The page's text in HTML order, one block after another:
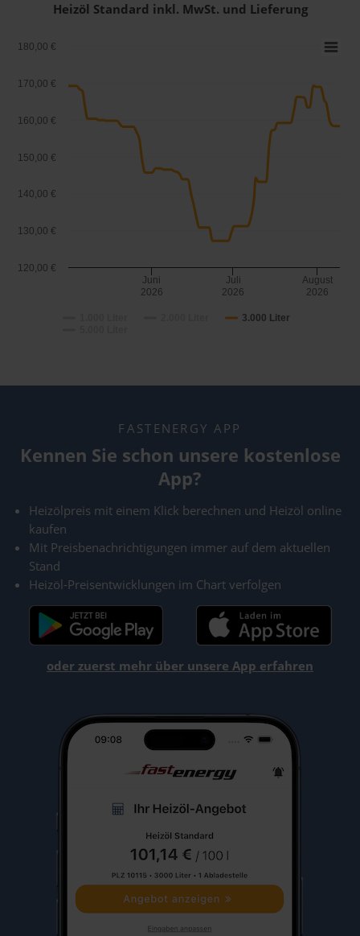
Heizöl Standard inkl. MwSt. und Lieferung
3.000 Liter
Juni
2026
Juli
2026
August
2026
120,00 €
130,00 €
140,00 €
150,00 €
160,00 €
170,00 €
180,00 €
FASTENERGY APP
Kennen Sie schon unsere kostenlose
App?
Heizölpreis mit einem Klick berechnen und Heizöl online
kaufen
Mit Preisbenachrichtigungen immer auf dem aktuellen
Stand
Heizöl-Preisentwicklungen im Chart verfolgen
oder zuerst mehr über unsere App erfahren